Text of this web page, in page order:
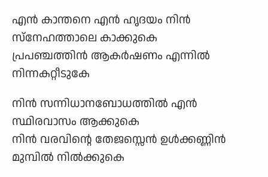
എൻ കാന്തനെ എൻ ഹൃദയം നിൻ
സ്നേഹത്താലെ കാക്കുകെ
പ്രപഞ്ചത്തിൻ ആകർഷണം എന്നിൽ
നിന്നകറ്റീടുകേ
നിൻ സന്നിധാനബോധത്തിൽ എൻ
സ്ഥിരവാസം ആക്കുകെ
നിൻ വരവിന്റെ തേജസ്സെൻ ഉൾക്കണ്ണിൻ
മുമ്പിൽ നിൽക്കുകെ